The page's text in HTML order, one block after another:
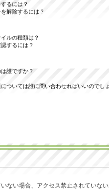
るには？
解除するには？
ルの種類は？
するには？
誰ですか？
ついては誰に問い合わせればいいのでし
ない場合、アクセス禁止されていな